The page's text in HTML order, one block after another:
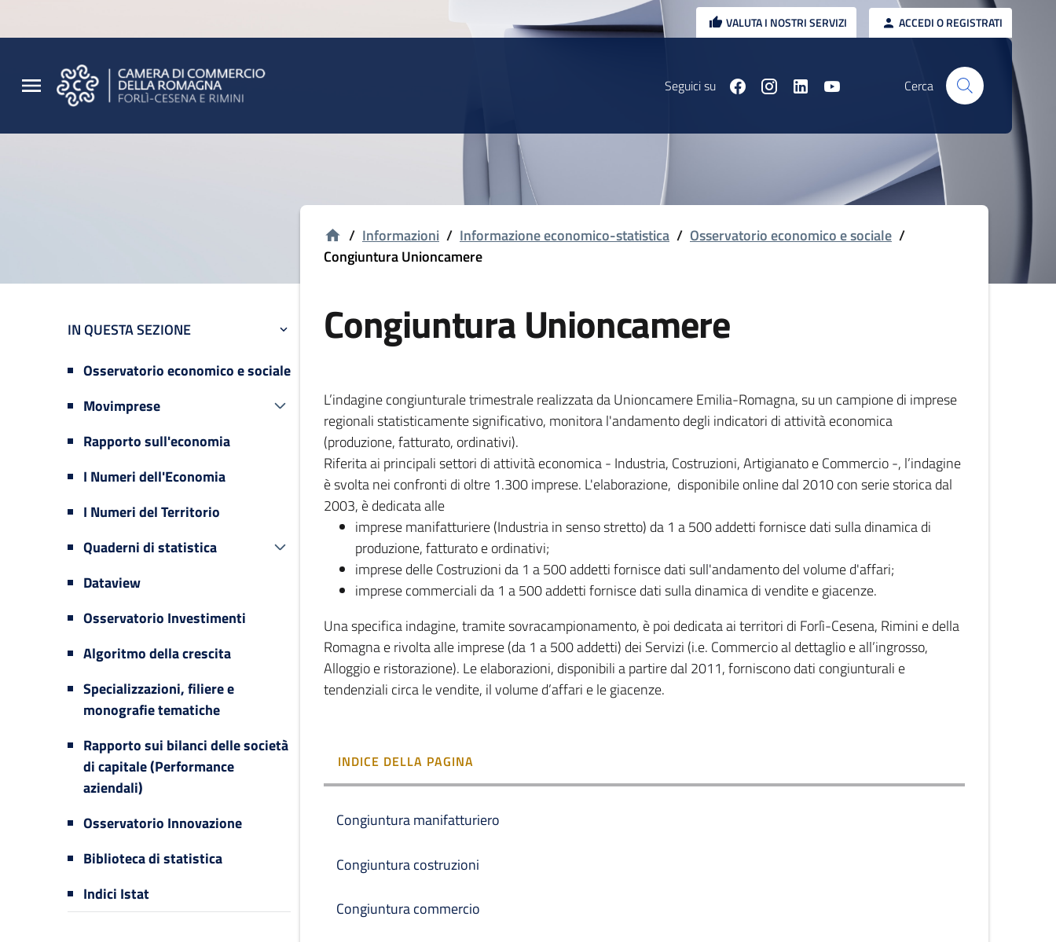
VALUTA I NOSTRI SERVIZI ACCEDI O REGISTRATI
Seguici su Cerca
IN QUESTA SEZIONE
Osservatorio economico e sociale
Movimprese
Rapporto sull'economia
I Numeri dell'Economia
I Numeri del Territorio
Quaderni di statistica
Dataview
Osservatorio Investimenti
Algoritmo della crescita
Specializzazioni, filiere e
monografie tematiche
Rapporto sui bilanci delle società
di capitale (Performance
aziendali)
Osservatorio Innovazione
Biblioteca di statistica
Indici Istat
/ Informazioni / Informazione economico-statistica / Osservatorio economico e sociale /
Congiuntura Unioncamere
Congiuntura Unioncamere
L’indagine congiunturale trimestrale realizzata da Unioncamere Emilia-Romagna, su un campione di imprese
regionali statisticamente significativo, monitora l'andamento degli indicatori di attività economica
(produzione, fatturato, ordinativi).
Riferita ai principali settori di attività economica - Industria, Costruzioni, Artigianato e Commercio -, l’indagine
è svolta nei confronti di oltre 1.300 imprese. L'elaborazione, disponibile online dal 2010 con serie storica dal
2003, è dedicata alle
imprese manifatturiere (Industria in senso stretto) da 1 a 500 addetti fornisce dati sulla dinamica di
produzione, fatturato e ordinativi;
imprese delle Costruzioni da 1 a 500 addetti fornisce dati sull'andamento del volume d'affari;
imprese commerciali da 1 a 500 addetti fornisce dati sulla dinamica di vendite e giacenze.
Una specifica indagine, tramite sovracampionamento, è poi dedicata ai territori di Forlì-Cesena, Rimini e della
Romagna e rivolta alle imprese (da 1 a 500 addetti) dei Servizi (i.e. Commercio al dettaglio e all’ingrosso,
Alloggio e ristorazione). Le elaborazioni, disponibili a partire dal 2011, forniscono dati congiunturali e
tendenziali circa le vendite, il volume d’affari e le giacenze.
INDICE DELLA PAGINA
Congiuntura manifatturiero
Congiuntura costruzioni
Congiuntura commercio